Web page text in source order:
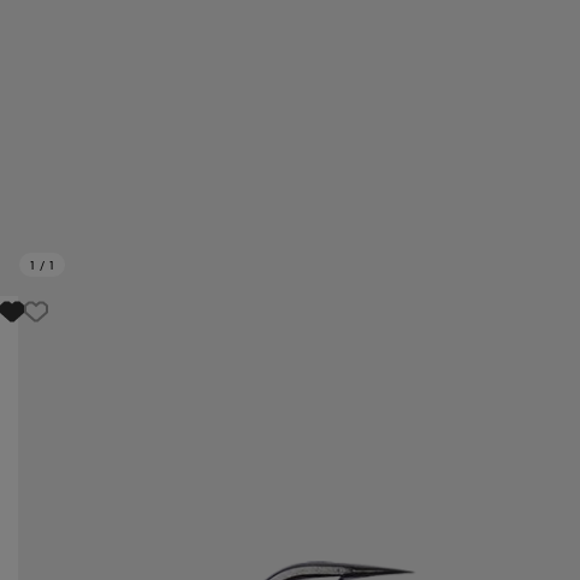
1 / 1